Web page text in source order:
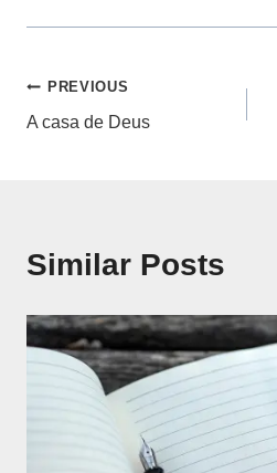
Navegação
de
PREVIOUS
A casa de Deus
Similar Posts